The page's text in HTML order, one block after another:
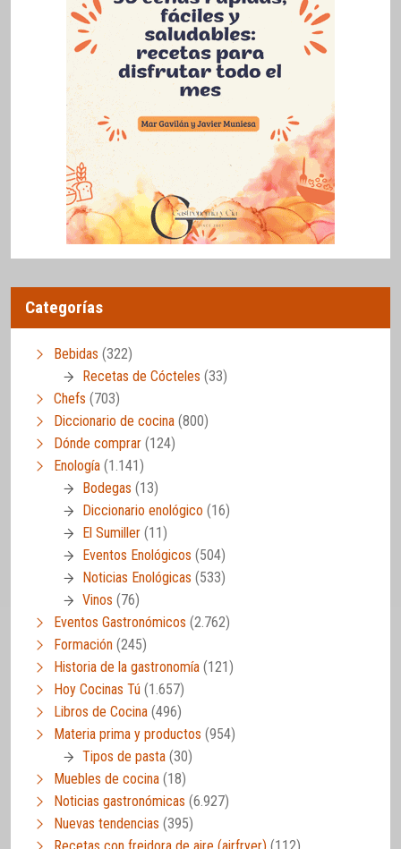
Categorías
Bebidas (322)
Recetas de Cócteles (33)
Chefs (703)
Diccionario de cocina (800)
Dónde comprar (124)
Enología (1.141)
Bodegas (13)
Diccionario enológico (16)
El Sumiller (11)
Eventos Enológicos (504)
Noticias Enológicas (533)
Vinos (76)
Eventos Gastronómicos (2.762)
Formación (245)
Historia de la gastronomía (121)
Hoy Cocinas Tú (1.657)
Libros de Cocina (496)
Materia prima y productos (954)
Tipos de pasta (30)
Muebles de cocina (18)
Noticias gastronómicas (6.927)
Nuevas tendencias (395)
Recetas con freidora de aire (airfryer) (112)